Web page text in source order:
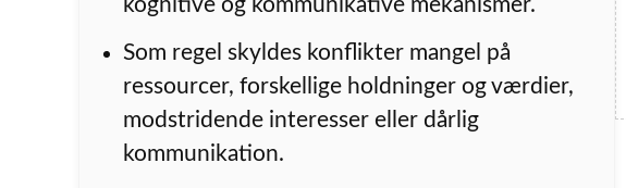
kognitive og kommunikative mekanismer.
Som regel skyldes konflikter mangel på
ressourcer, forskellige holdninger og værdier,
modstridende interesser eller dårlig
kommunikation.